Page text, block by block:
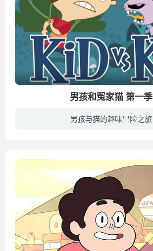
男孩和冤家猫 第一季
男孩与猫的趣味冒险之旅